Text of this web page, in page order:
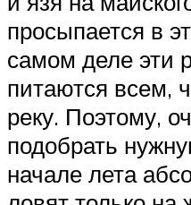
просыпается в
самом деле эти
питаются всем,
реку. Поэтому,
подобрать
начале лета